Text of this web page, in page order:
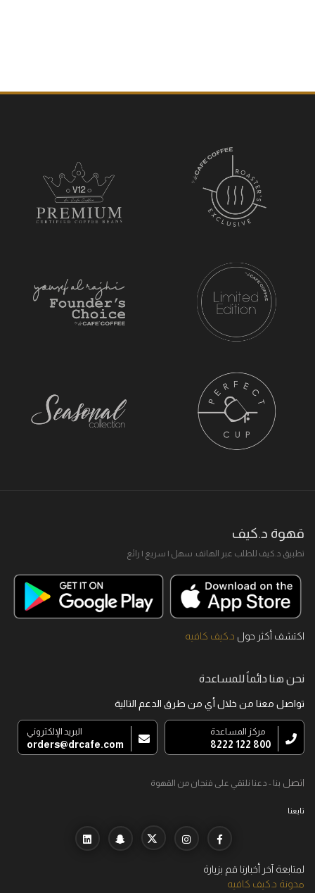
قهوة د.كيف
تطبيق د.كيف للطلب عبر الهاتف. سهل I سريع I رائع
اكتشف أكثر حول د.كيف كافيه
نحن هنا دائماً للمساعدة
تواصل معنا من خلال أي من طرق الدعم التالية
مركز المساعدة
800 122 8222
البريد الإلكتروني
orders@drcafe.com
اتصل بنا - دعنا نلتقي على فنجان من القهوة
تابعنا
لمتابعة آخر أخبارنا قم بزيارة
مدونة د.كيف كافيه